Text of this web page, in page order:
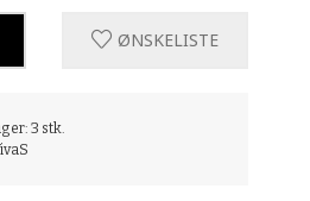
ØNSKELISTE
3 stk.